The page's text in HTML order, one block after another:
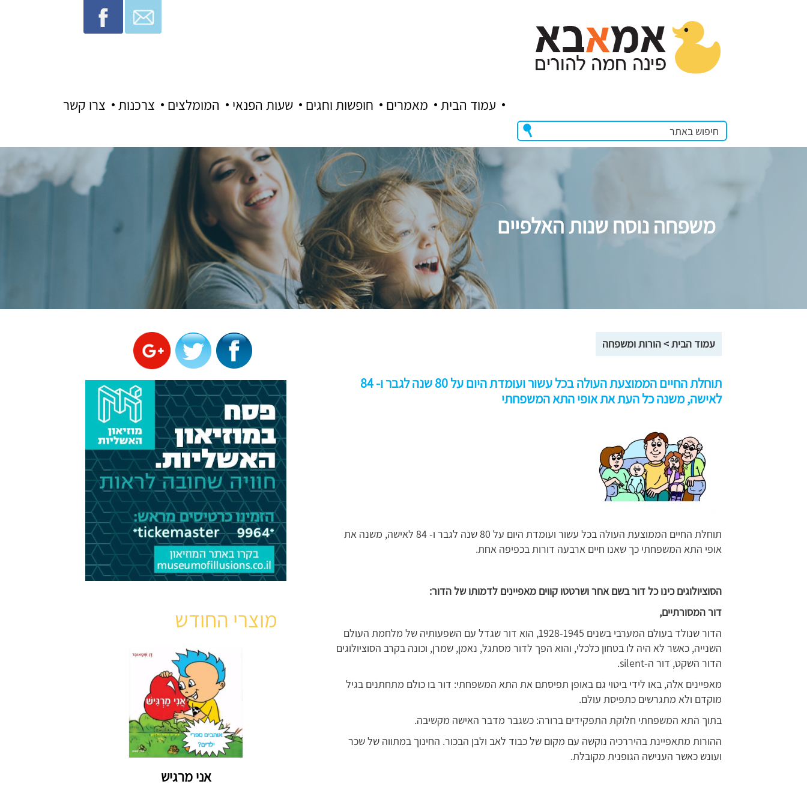
צרו קשר צרכנות המומלצים שעות הפנאי חופשות וחגים מאמרים עמוד הבית
משפחה נוסח שנות האלפיים
עמוד הבית>הורות ומשפחה
תוחלת החיים הממוצעת העולה בכל עשור ועומדת היום על 80 שנה לגבר ו- 84
לאישה, משנה כל העת את אופי התא המשפחתי
תוחלת החיים הממוצעת העולה בכל עשור ועומדת היום על 80 שנה לגבר ו- 84 לאישה, משנה את
אופי התא המשפחתי כך שאנו חיים ארבעה דורות בכפיפה אחת.
הסוציולוגים כינו כל דור בשם אחר ושרטטו קווים מאפיינים לדמותו של הדור:
דור המסורתיים,
הדור שנולד בעולם המערבי בשנים 1928-1945, הוא דור שגדל עם השפעותיה של מלחמת העולם
השנייה, כאשר לא היה לו בטחון כלכלי, והוא הפך לדור מסתגל, נאמן, שמרן, וכונה בקרב הסוציולוגים
הדור השקט, דור ה-silent.
מאפיינים אלה, באו לידי ביטוי גם באופן תפיסתם את התא המשפחתי: דור בו כולם מתחתנים בגיל
מוקדם ולא מתגרשים כתפיסת עולם.
בתוך התא המשפחתי חלוקת התפקידים ברורה: כשגבר מדבר האישה מקשיבה.
ההורות מתאפיינת בהיררכיה נוקשה עם מקום של כבוד לאב ולבן הבכור. החינוך במתווה של שכר
ועונש כאשר הענישה הגופנית מקובלת.
מוצרי החודש
אני מרגיש